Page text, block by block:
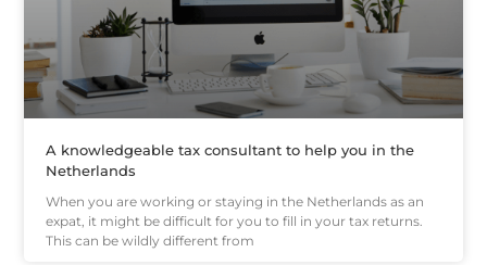
A knowledgeable tax consultant to help you in the
Netherlands
When you are working or staying in the Netherlands as an
expat, it might be difficult for you to fill in your tax returns.
This can be wildly different from